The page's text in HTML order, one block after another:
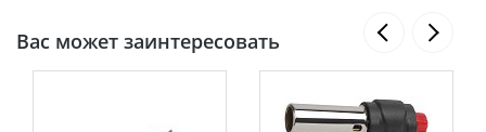
Вас может заинтересовать